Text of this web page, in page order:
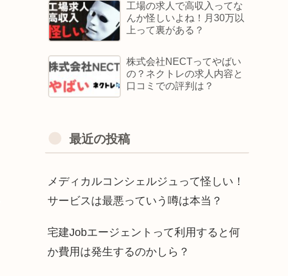
工場の求人で高収入ってな
んか怪しいよね！月30万以
上って裏がある？
株式会社NECTってやばい
の？ネクトレの求人内容と
口コミでの評判は？
最近の投稿
メディカルコンシェルジュって怪しい！
サービスは最悪っていう噂は本当？
宅建Jobエージェントって利用すると何
か費用は発生するのかしら？